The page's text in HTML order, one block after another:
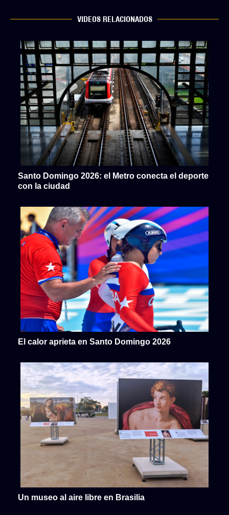
VIDEOS RELACIONADOS
Santo Domingo 2026: el Metro conecta el deporte
con la ciudad
El calor aprieta en Santo Domingo 2026
Un museo al aire libre en Brasilia